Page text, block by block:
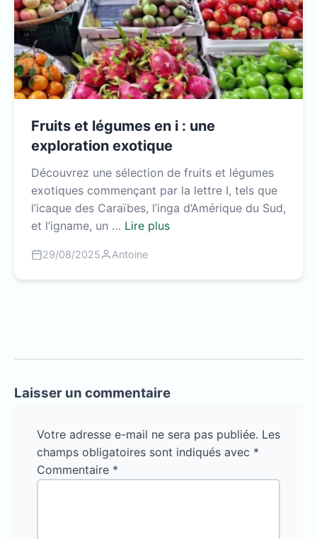
Fruits et légumes en i : une
exploration exotique
Découvrez une sélection de fruits et légumes
exotiques commençant par la lettre I, tels que
l’icaque des Caraïbes, l’inga d’Amérique du Sud,
et l’igname, un … Lire plus
29/08/2025 Antoine
Laisser un commentaire
Votre adresse e-mail ne sera pas publiée. Les
champs obligatoires sont indiqués avec *
Commentaire *